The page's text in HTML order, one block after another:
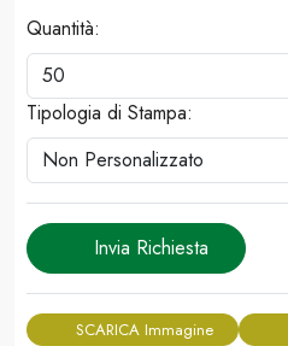
Quantità:
Tipologia di Stampa:
Invia Richiesta
SCARICA Immagine